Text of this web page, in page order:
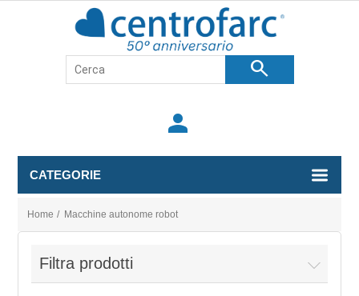
search
person
CATEGORIE
Home / Macchine autonome robot
Filtra prodotti